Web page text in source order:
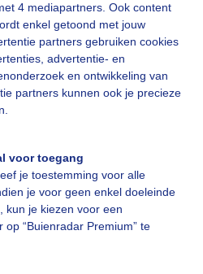
4 mediapartners. Ook content
enkel getoond met jouw
partners gebruiken cookies
advertentie- en
en ontwikkeling van
partners kunnen ook je precieze
voor toegang
je toestemming voor alle
je voor geen enkel doeleinde
kun je kiezen voor een
“Buienradar Premium” te